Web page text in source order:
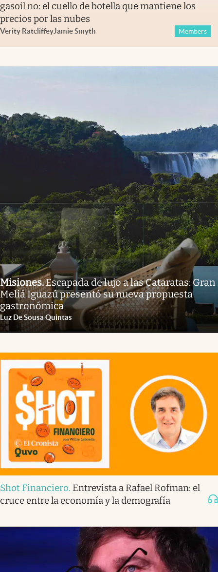
gasoil no: el cuello de botella que mantiene los
precios por las nubes
Verity RatcliffeyJamie Smyth Members
Misiones.Escapada de lujo a las Cataratas: Gran
Meliá Iguazú presentó su nueva propuesta
gastronómica
Luz De Sousa Quintas
Shot Financiero. Entrevista a Rafael Rofman: el
cruce entre la economía y la demografía